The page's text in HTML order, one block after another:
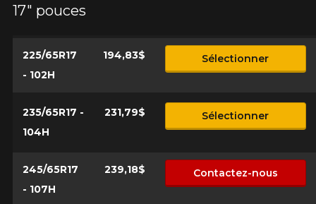
17" pouces
225/65R17
- 102H
194,83$ Sélectionner
235/65R17 -
104H
231,79$ Sélectionner
245/65R17
- 107H
239,18$ Contactez-nous
Annuler
*Attention cette dimension représente une possibilité
avant de commander.